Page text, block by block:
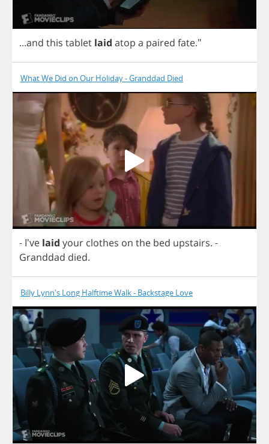
...and this tablet laid atop a paired fate."
What We Did on Our Holiday - Granddad Died
- I've laid your clothes on the bed upstairs. -
Granddad died.
Billy Lynn's Long Halftime Walk - Backstage Love